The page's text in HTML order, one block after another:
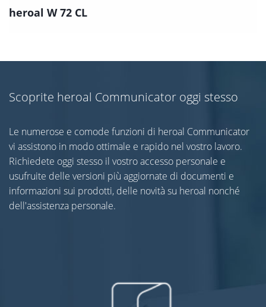
heroal W 72 CL
Scoprite heroal Communicator oggi stesso
Le numerose e comode funzioni di heroal Communicator
vi assistono in modo ottimale e rapido nel vostro lavoro.
Richiedete oggi stesso il vostro accesso personale e
usufruite delle versioni più aggiornate di documenti e
informazioni sui prodotti, delle novità su heroal nonché
dell'assistenza personale.